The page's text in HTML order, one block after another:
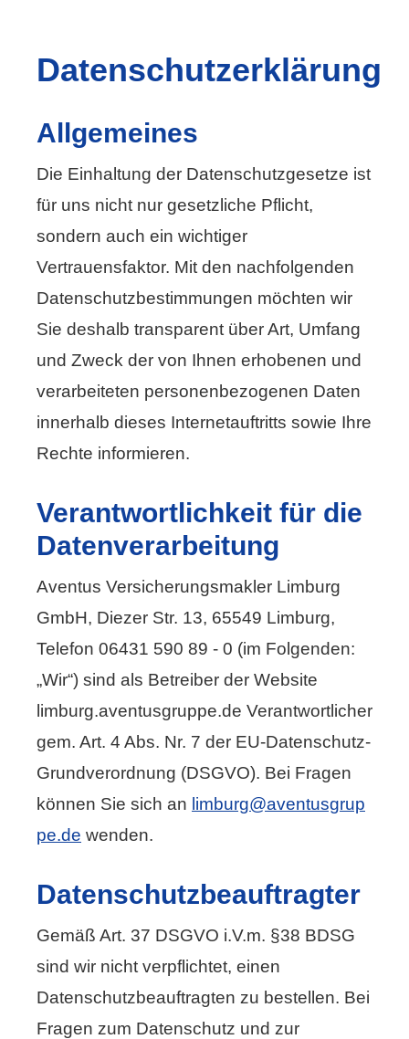
Datenschutzerklärung
Allgemeines
Die Einhaltung der Datenschutzgesetze ist
für uns nicht nur gesetzliche Pflicht,
sondern auch ein wichtiger
Vertrauensfaktor. Mit den nachfolgenden
Datenschutzbestimmungen möchten wir
Sie deshalb transparent über Art, Umfang
und Zweck der von Ihnen erhobenen und
verarbeiteten personenbezogenen Daten
innerhalb dieses Internetauftritts sowie Ihre
Rechte informieren.
Verantwortlichkeit für die
Datenverarbeitung
Aventus Ver­sicherungs­makler Limburg
GmbH, Diezer Str. 13, 65549 Limburg,
Telefon 06431 590 89 - 0 (im Folgenden:
„Wir“) sind als Betreiber der Website
limburg.aventusgruppe.de Verantwortlicher
gem. Art. 4 Abs. Nr. 7 der EU-Datenschutz-
Grundverordnung (DSGVO). Bei Fragen
können Sie sich an limburg@aventusgrup
pe.de wenden.
Datenschutzbeauftragter
Gemäß Art. 37 DSGVO i.V.m. §38 BDSG
sind wir nicht verpflichtet, einen
Datenschutzbeauftragten zu bestellen. Bei
Fragen zum Datenschutz und zur